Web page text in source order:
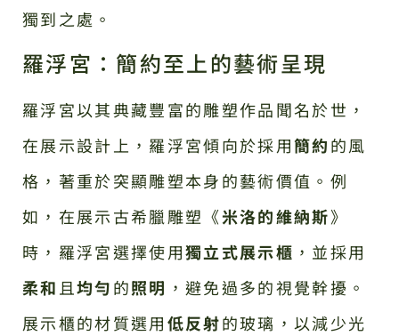
獨到之處。
羅浮宮：簡約至上的藝術呈現
羅浮宮以其典藏豐富的雕塑作品聞名於世，
在展示設計上，羅浮宮傾向於採用簡約的風
格，著重於突顯雕塑本身的藝術價值。例
如，在展示古希臘雕塑《米洛的維納斯》
時，羅浮宮選擇使用獨立式展示櫃 ，並採用
柔和且均勻的照明 ，避免過多的視覺幹擾。
展示櫃的材質選用低反射的玻璃，以減少光